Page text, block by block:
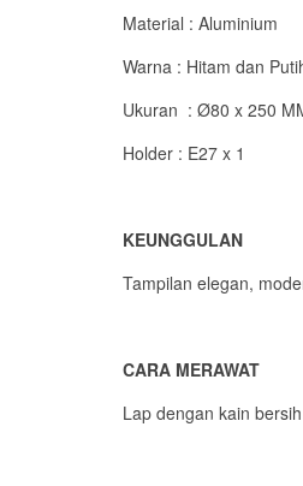
Material : Aluminium
Warna : Hitam dan
Ukuran : Ø80 x 250
Holder : E27 x 1
KEUNGGULAN
Tampilan elegan,
CARA MERAWAT
Lap dengan kain